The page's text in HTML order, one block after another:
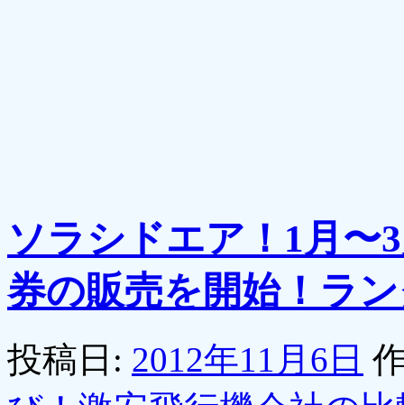
ソラシドエア！1月〜
券の販売を開始！ラ
投稿日: 2012年11月6日